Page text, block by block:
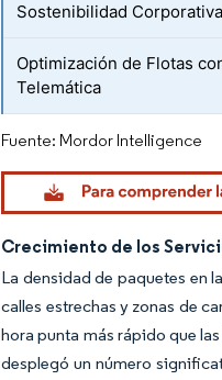
Sostenibilidad Corporativa
Optimización de Flotas
Telemática
Fuente: Mordor Intelligence
Crecimiento de los
La densidad de paquetes en
calles estrechas y zonas de
hora punta más rápido que
desplegó un número